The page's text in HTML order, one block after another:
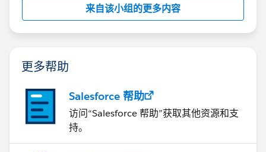
来自该小组的更多内容
更多帮助
Salesforce 帮助
访问“Salesforce 帮助”获取其他资源和支
持。